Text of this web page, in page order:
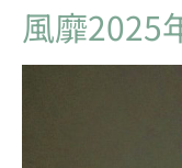
風靡2025